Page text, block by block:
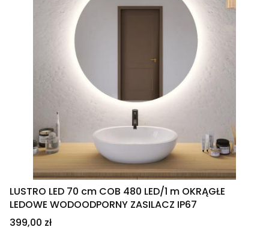
LUSTRO LED 70 cm COB 480 LED/1 m OKRĄGŁE
LEDOWE WODOODPORNY ZASILACZ IP67
Cena
399,00 zł